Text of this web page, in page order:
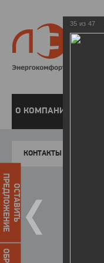
О КОМПАНИИ
КОНТАКТЫ
ОСТАВИТЬ
ПРЕДЛОЖЕНИЕ
35 из 47